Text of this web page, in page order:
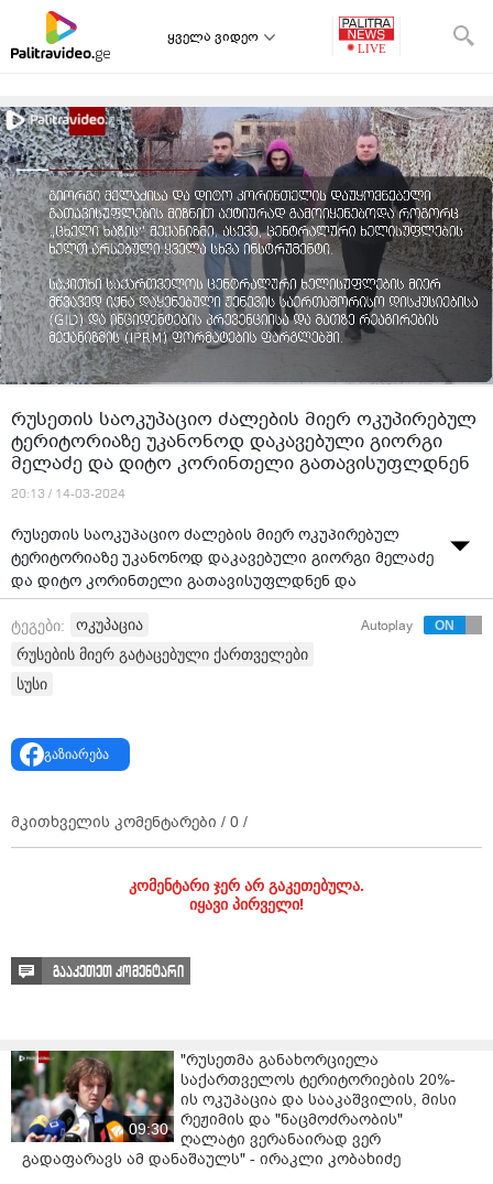
ყველა ვიდეო
რუსეთის საოკუპაციო ძალების მიერ ოკუპირებულ
ტერიტორიაზე უკანონოდ დაკავებული გიორგი
მელაძე და დიტო კორინთელი გათავისუფლდნენ
20:13 / 14-03-2024
რუსეთის საოკუპაციო ძალების მიერ ოკუპირებულ
ტერიტორიაზე უკანონოდ დაკავებული გიორგი მელაძე
და დიტო კორინთელი გათავისუფლდნენ და
ცენტრალური ხელისუფლების მიერ კონტროლირებად
ტერიტორიაზე იმყოფებიან.
გიორგი მელაძისა და დიტო კორინთელის
დაუყოვნებელი გათავისუფლების მიზნით აქტიურად
ასევე, ცენტრალური ხელისუფლების ხელთ არსებული
ყველა სხვა ინსტრუმენტი.
მიერ მწვავედ იქნა დაყენებული ჟენევის
საერთაშორისო დისკუსიებისა (GID) და ინციდენტების
ფორმატების ფარგლებში.
საოკუპაციო ხაზის გასწვრივ განხორციელებულ ყველა
დესტრუქციულ ქმედებაზე პასუხისმგებლობა
პარტნიორებთან ერთად, განაგრძობს აქტიურ
მუშაობას ოკუპირებულ ტერიტორიებზე უკანონო
პატიმრობაში მყოფი საქართველოს ყველა
მოქალაქის გასათავისუფლებლად.
ტეგები:
ოკუპაცია
რუსების მიერ გატაცებული ქართველები
სუსი
Autoplay
გაზიარება
მკითხველის კომენტარები / 0 /
კომენტარი ჯერ არ გაკეთებულა.
იყავი პირველი!
გააკეთეთ კომენტარი
09:30
"რუსეთმა განახორციელა
საქართველოს ტერიტორიების 20%-
ის ოკუპაცია და სააკაშვილის, მისი
რეჟიმის და "ნაცმოძრაობის"
ღალატი ვერანაირად ვერ
გადაფარავს ამ დანაშაულს" - ირაკლი კობახიძე